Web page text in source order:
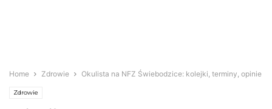
Home Zdrowie Okulista na NFZ Świebodzice: kolejki, terminy, opinie
Zdrowie